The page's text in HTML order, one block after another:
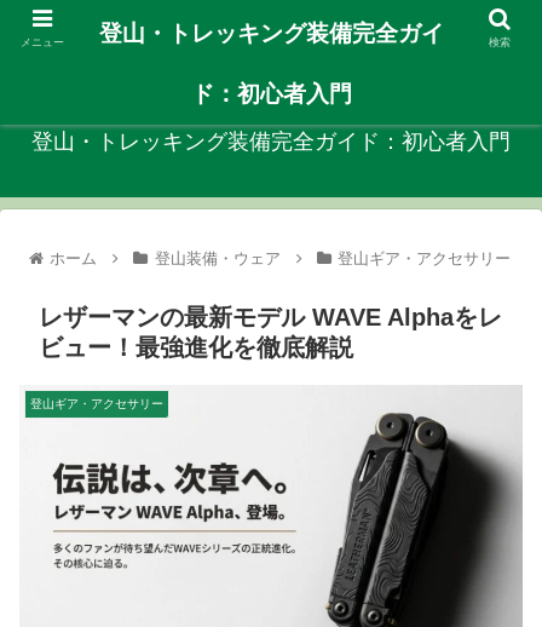
登山・トレッキング装備完全ガイド：初心者入門
ホーム 登山装備・ウェア 登山ギア・アクセサリー
レザーマンの最新モデル WAVE Alphaをレ
ビュー！最強進化を徹底解説
登山ギア・アクセサリー
メニュー 登山・トレッキング装備完全ガイ
ド：初心者入門
検索